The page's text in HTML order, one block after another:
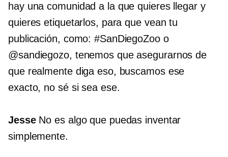
hay una comunidad a la que quieres llegar y
quieres etiquetarlos, para que vean tu
publicación, como: #SanDiegoZoo o
@sandiegozo, tenemos que asegurarnos de
que realmente diga eso, buscamos ese
exacto, no sé si sea ese.
JesseNo es algo que puedas inventar
simplemente.